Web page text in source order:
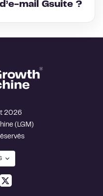
mail Gsuite ?
2026
(LGM)